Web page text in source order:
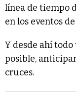
línea de tiempo
en los eventos
Y desde ahí
posible,
cruces.